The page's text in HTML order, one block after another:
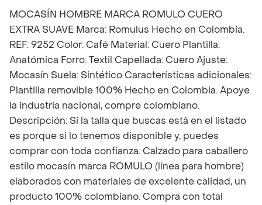
MOCASÍN HOMBRE MARCA ROMULO CUERO
EXTRA SUAVE Marca: Romulus Hecho en Colombia.
REF: 9252 Color: Café Material: Cuero Plantilla:
Anatómica Forro: Textil Capellada: Cuero Ajuste:
Mocasín Suela: Sintético Características adicionales:
Plantilla removible 100% Hecho en Colombia. Apoye
la industria nacional, compre colombiano.
Descripción: Si la talla que buscas está en el listado
es porque si lo tenemos disponible y, puedes
comprar con toda confianza. Calzado para caballero
estilo mocasín marca ROMULO (línea para hombre)
elaborados con materiales de excelente calidad, un
producto 100% colombiano. Compra con total